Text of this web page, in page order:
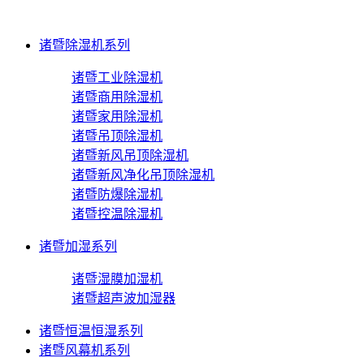
诸暨除湿机系列
诸暨工业除湿机
诸暨商用除湿机
诸暨家用除湿机
诸暨吊顶除湿机
诸暨新风吊顶除湿机
诸暨新风净化吊顶除湿机
诸暨防爆除湿机
诸暨控温除湿机
诸暨加湿系列
诸暨湿膜加湿机
诸暨超声波加湿器
诸暨恒温恒湿系列
诸暨风幕机系列